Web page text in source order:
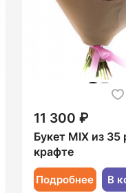
11 300 ₽
Букет MIX из 35
крафте
Подробнее В